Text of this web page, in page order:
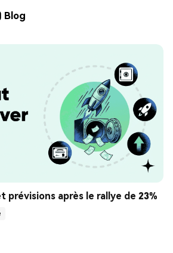
Blog
prévisions après le rallye de 23%